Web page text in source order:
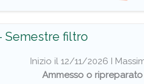
Semestre filtro
Inizio il 12/11/2026 I
Ammesso o ripreparato